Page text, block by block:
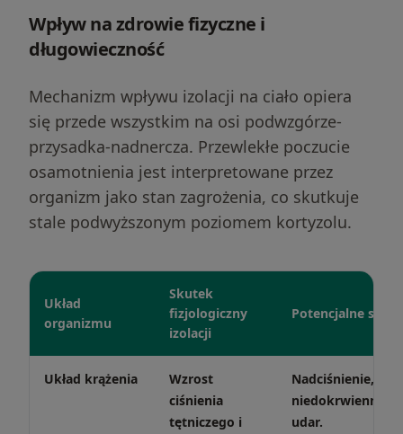
Wpływ na zdrowie fizyczne i
długowieczność
Mechanizm wpływu izolacji na ciało opiera
się przede wszystkim na osi podwzgórze-
przysadka-nadnercza. Przewlekłe poczucie
osamotnienia jest interpretowane przez
organizm jako stan zagrożenia, co skutkuje
stale podwyższonym poziomem kortyzolu.
Układ
organizmu
Skutek
fizjologiczny
izolacji
Potencjalne
Układ krążenia
Wzrost
ciśnienia
tętniczego i
Nadciśnienie,
niedokrwienna
udar.